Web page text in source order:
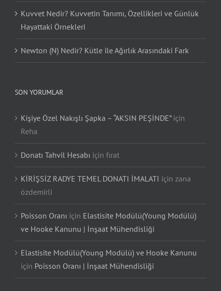
Kuvvet Nedir? Kuvvetin Tanımı, Özellikleri ve Günlük
Hayattaki Örnekleri
Newton (N) Nedir? Kütle ile Ağırlık Arasındaki Fark
SON YORUMLAR
Kişiye Özel Nakışlı Şapka – “AKSIN PEŞİNDE”için
Reha
Donatı Tahvil Hesabı için fırat
KİRİŞSİZ RADYE TEMEL DONATI İMALATI için zana
özdemirli
Poisson Oranı için Elastisite Modülü(Young Modülü)
ve Hooke Kanunu | İnşaat Mühendisliği
Elastisite Modülü(Young Modülü) ve Hooke Kanunu
için Poisson Oranı | İnşaat Mühendisliği